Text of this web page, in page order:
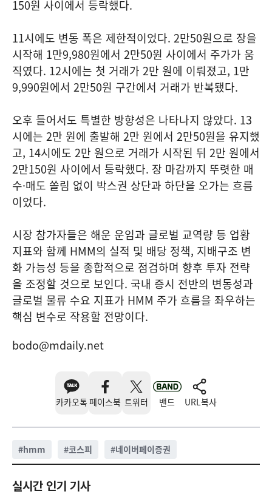
150원 사이에서 등락했다.
11시에도 변동 폭은 제한적이었다. 2만50원으로 장을
시작해 1만9,980원에서 2만50원 사이에서 주가가 움
직였다. 12시에는 첫 거래가 2만 원에 이뤄졌고, 1만
9,990원에서 2만50원 구간에서 거래가 반복됐다.
오후 들어서도 특별한 방향성은 나타나지 않았다. 13
시에는 2만 원에 출발해 2만 원에서 2만50원을 유지했
고, 14시에도 2만 원으로 거래가 시작된 뒤 2만 원에서
2만150원 사이에서 등락했다. 장 마감까지 뚜렷한 매
수·매도 쏠림 없이 박스권 상단과 하단을 오가는 흐름
이었다.
시장 참가자들은 해운 운임과 글로벌 교역량 등 업황
지표와 함께 HMM의 실적 및 배당 정책, 지배구조 변
화 가능성 등을 종합적으로 점검하며 향후 투자 전략
을 조정할 것으로 보인다. 국내 증시 전반의 변동성과
글로벌 물류 수요 지표가 HMM 주가 흐름을 좌우하는
핵심 변수로 작용할 전망이다.
bodo@mdaily.net
카카오톡 페이스북 트위터 밴드 URL복사
#hmm #코스피 #네이버페이증권
실시간 인기 기사